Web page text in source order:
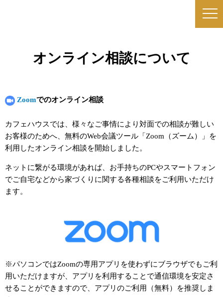
オンライン相談について
Zoomでのオンライン相談
カフェハウスでは、様々なご事情により対面での相談が難しい
お客様のためへ、無料のWeb会議ツール「Zoom（ズーム）」を
利用したオンライン相談を開始しました。
ネットに繋がる環境があれば、お手持ちのPCやスマートフォン
でご自宅などから家づくりに関する各種相談をご利用いただけ
ます。
※パソコンではZoomの専用アプリを使わずにブラウザでもご利
用いただけますが、アプリを利用することで通信環境を安定さ
せることができますので、アプリのご利用（無料）を推奨しま